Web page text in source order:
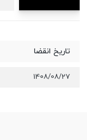
تاریخ انقضا
1408/08/27